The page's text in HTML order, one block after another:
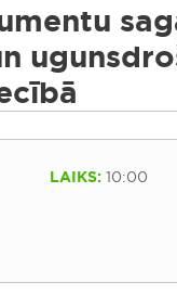
LAIKS: 10:00